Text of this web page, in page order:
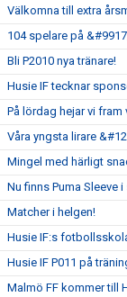
Välkomna till extra
104 spelare på
Bli P2010 nya tränare!
Husie IF tecknar
På lördag hejar vi fram
Våra yngsta lirare
Mingel med härligt
Nu finns Puma Sleeve
Matcher i helgen!
Husie IF:s
Husie IF P011 på
Malmö FF kommer till